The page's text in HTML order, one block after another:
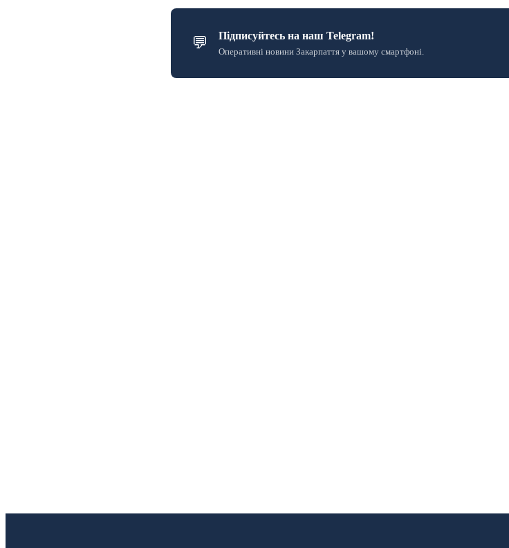
💬 Підписуйтесь на наш Telegram!
Оперативні новини Закарпаття у вашому смартфоні.